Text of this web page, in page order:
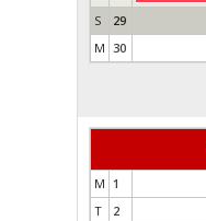
S
29
M 30
M 1
T
2